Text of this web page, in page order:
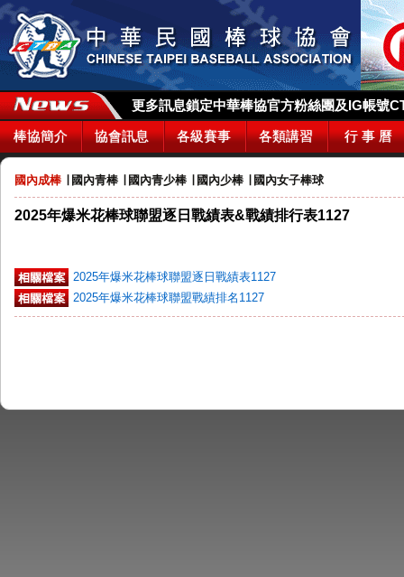
更多訊息鎖定中華棒協官方粉絲團及IG帳號
棒協簡介 協會訊息 各級賽事 各類講習 行 事 曆
國內成棒 國內青棒 國內青少棒 國內少棒 國內女子棒球
2025年爆米花棒球聯盟逐日戰績表&戰績排行表1127
2025年爆米花棒球聯盟逐日戰績表1127
2025年爆米花棒球聯盟戰績排名1127